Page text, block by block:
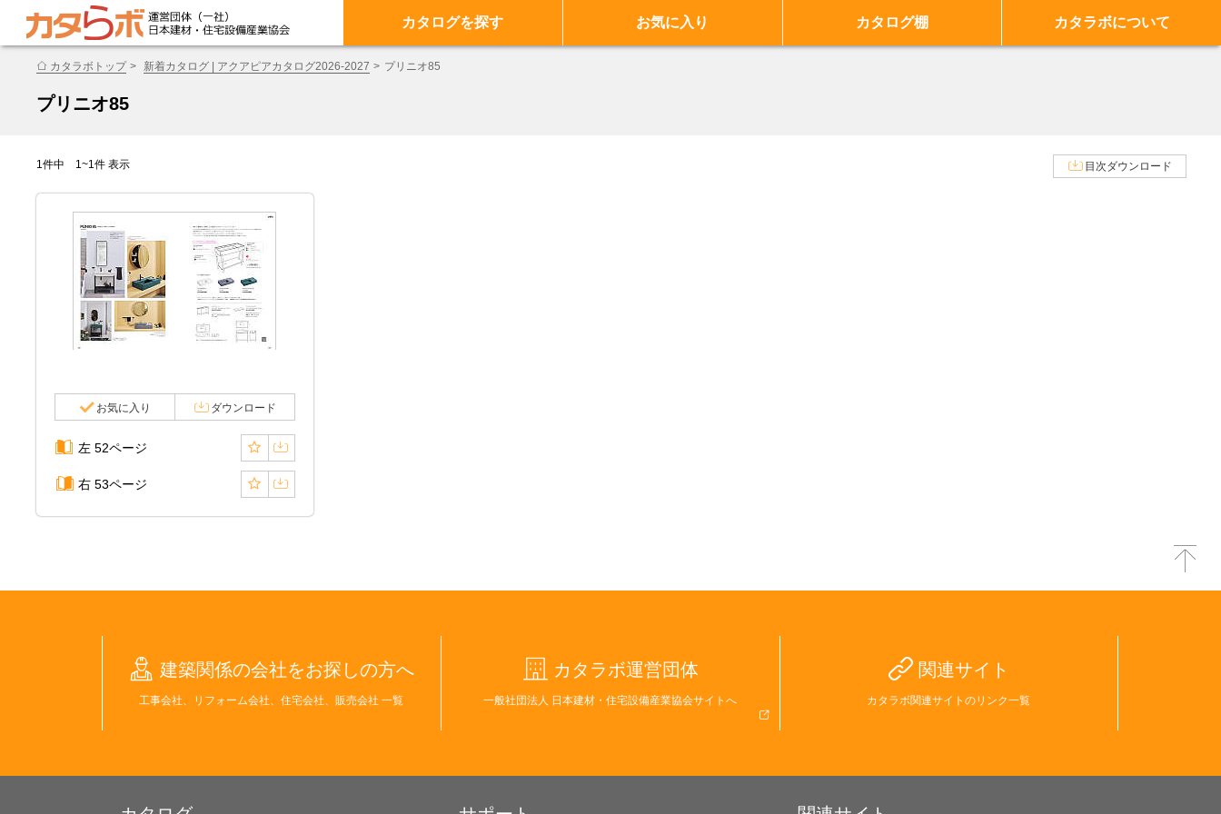
カタログを探す お気に入り カタログ棚 カタラボについて
カタラボトップ 新着カタログ | アクアピアカタログ2026-2027 プリニオ85
プリニオ85
1件中 1~1件 表示 目次ダウンロード
お気に入り ダウンロード
左 52ページ
右 53ページ
建築関係の会社をお探しの方へ
工事会社、リフォーム会社、住宅会社、販売会社 一覧
カタラボ運営団体
一般社団法人 日本建材・住宅設備産業協会サイトへ
関連サイト
カタラボ関連サイトのリンク一覧